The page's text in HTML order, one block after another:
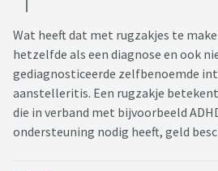
Wat heeft dat met rugzakjes te
hetzelfde als een diagnose en ook
gediagnosticeerde zelfbenoemde
aanstelleritis. Een rugzakje
die in verband met bijvoorbeeld
ondersteuning nodig heeft, geld